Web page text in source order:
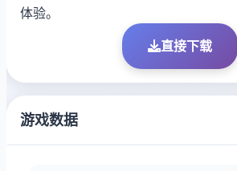
体验。
直接下载
游戏数据